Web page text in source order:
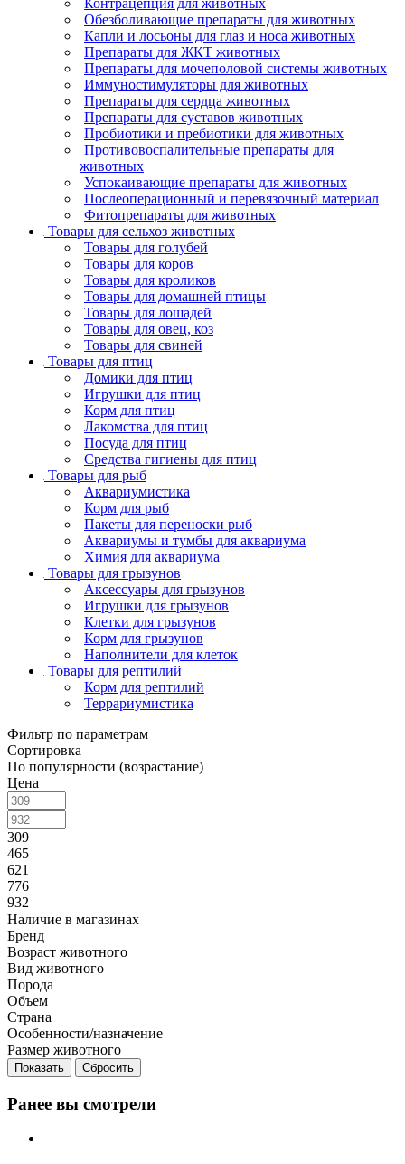
Обезболивающие препараты для животных
Капли и лосьоны для глаз и носа животных
Препараты для ЖКТ животных
Препараты для мочеполовой системы животных
Иммуностимуляторы для животных
Препараты для сердца животных
Препараты для суставов животных
Пробиотики и пребиотики для животных
Противовоспалительные препараты для
животных
Успокаивающие препараты для животных
Послеоперационный и перевязочный материал
Фитопрепараты для животных
Товары для сельхоз животных
Товары для голубей
Товары для коров
Товары для кроликов
Товары для домашней птицы
Товары для лошадей
Товары для овец, коз
Товары для свиней
Товары для птиц
Домики для птиц
Игрушки для птиц
Корм для птиц
Лакомства для птиц
Посуда для птиц
Средства гигиены для птиц
Товары для рыб
Аквариумистика
Корм для рыб
Пакеты для переноски рыб
Аквариумы и тумбы для аквариума
Химия для аквариума
Товары для грызунов
Аксессуары для грызунов
Игрушки для грызунов
Клетки для грызунов
Корм для грызунов
Наполнители для клеток
Товары для рептилий
Корм для рептилий
Террариумистика
Фильтр по параметрам
Сортировка
По популярности (возрастание)
Цена
309
465
621
776
932
Наличие в магазинах
Бренд
Возраст животного
Вид животного
Порода
Объем
Страна
Особенности/назначение
Размер животного
Сбросить
Ранее вы смотрели